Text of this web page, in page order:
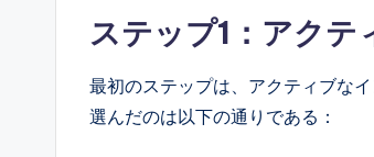
ステップ1：アクテ
最初のステップは、アクティブな
選んだのは以下の通りである：